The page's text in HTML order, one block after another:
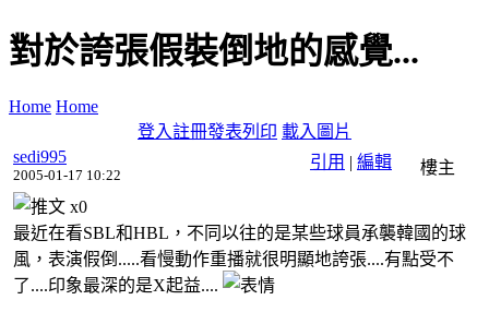
對於誇張假裝倒地的感覺...
Home Home
登入註冊發表列印 載入圖片
引用 | 編輯
sedi995
2005-01-17 10:22 樓主
x0
最近在看SBL和HBL，不同以往的是某些球員承襲韓國的球
風，表演假倒.....看慢動作重播就很明顯地誇張....有點受不
了....印象最深的是X起益....